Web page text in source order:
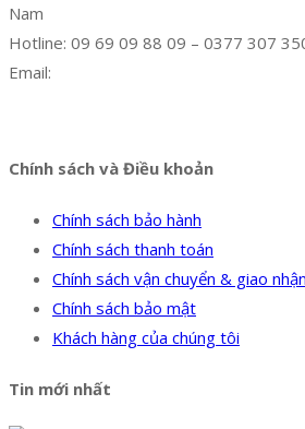
Nam
Hotline: 09 69 09 88 09 – 0377 307
Email:
Chính sách và Điều khoản
Chính sách bảo hành
Chính sách thanh toán
Chính sách vận chuyển & giao nhận
Chính sách bảo mật
Khách hàng của chúng tôi
Tin mới nhất